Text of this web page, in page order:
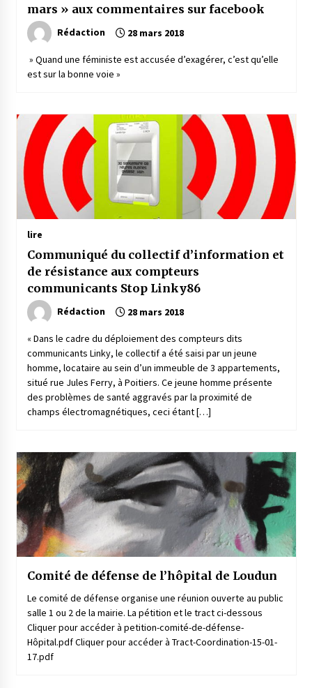
mars » aux commentaires sur facebook
Rédaction 28 mars 2018
» Quand une féministe est accusée d’exagérer, c’est qu’elle
est sur la bonne voie »
lire
Communiqué du collectif d’information et
de résistance aux compteurs
communicants Stop Linky86
Rédaction 28 mars 2018
« Dans le cadre du déploiement des compteurs dits
communicants Linky, le collectif a été saisi par un jeune
homme, locataire au sein d’un immeuble de 3 appartements,
situé rue Jules Ferry, à Poitiers. Ce jeune homme présente
des problèmes de santé aggravés par la proximité de
champs électromagnétiques, ceci étant […]
Comité de défense de l’hôpital de Loudun
Le comité de défense organise une réunion ouverte au public
salle 1 ou 2 de la mairie. La pétition et le tract ci-dessous
Cliquer pour accéder à petition-comité-de-défense-
Hôpital.pdf Cliquer pour accéder à Tract-Coordination-15-01-
17.pdf